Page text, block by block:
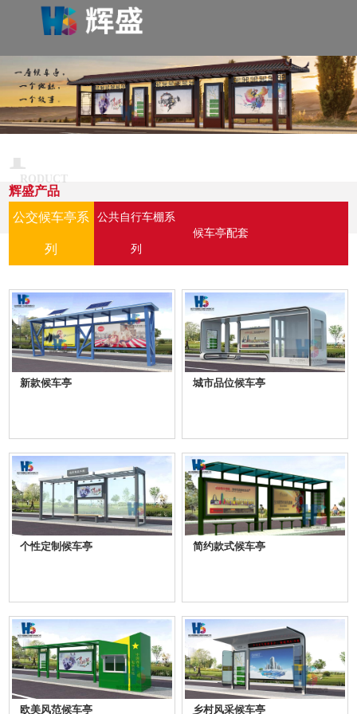
PRODUCT
辉盛产品
公交候车亭系
列
公共自行车棚系
列
候车亭配套
新款候车亭 城市品位候车亭
个性定制候车亭 简约款式候车亭
欧美风范候车亭 乡村风采候车亭